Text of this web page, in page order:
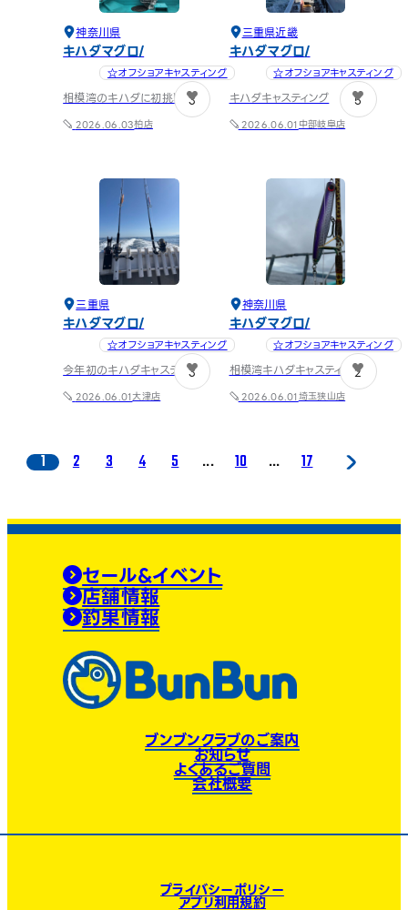
神奈川県
キハダマグロ
☆オフショアキャスティング
相模湾のキハダに初挑戦
2026.06.03柏店
3
三重県近畿
キハダマグロ
☆オフショアキャスティング
キハダキャスティング
2026.06.01中部岐阜店
5
三重県
キハダマグロ
☆オフショアキャスティング
今年初のキハダキャスティング
2026.06.01大津店
3
神奈川県
キハダマグロ
☆オフショアキャスティング
相模湾キハダキャスティング
2026.06.01埼玉狭山店
2
1 2 3 4 5 ... 10 ... 17
セール&イベント
店舗情報
釣果情報
ブンブンクラブのご案内
お知らせ
よくあるご質問
会社概要
プライバシーポリシー
アプリ利用規約